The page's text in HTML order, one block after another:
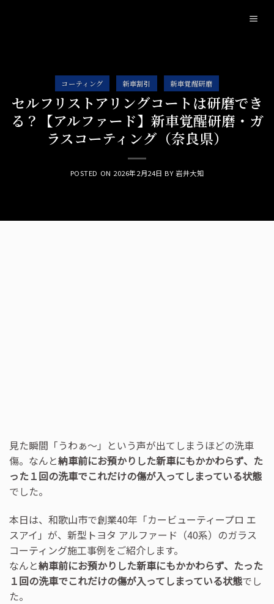
コーティング 新車割引 新車覚醒研磨
セルフリストアリングコートは研磨でき
る？【アルファード】新車覚醒研磨・ガ
ラスコーティング（奈良県）
POSTED ON 2026年2月24日 BY 岩井大知
見た瞬間「うわぁ～」という声が出てしまうほどの洗車
傷。なんと納車前にお預かりした新車にもかかわらず、た
った１回の洗車でこれだけの傷が入ってしまっている状態
でした。
本日は、和歌山市で創業40年「カービューティープロ エ
スアイ」が、新型トヨタ アルファード（40系）のガラス
コーティング施工事例をご紹介します。
なんと納車前にお預かりした新車にもかかわらず、たった
１回の洗車でこれだけの傷が入ってしまっている状態でし
た。